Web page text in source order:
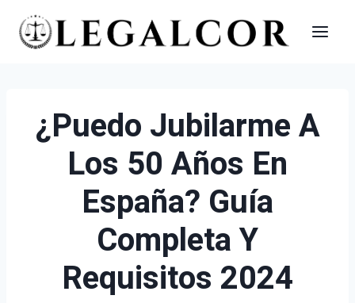
Saltar
¿Puedo Jubilarme A
Los 50 Años En
España? Guía
Completa Y
Requisitos 2024